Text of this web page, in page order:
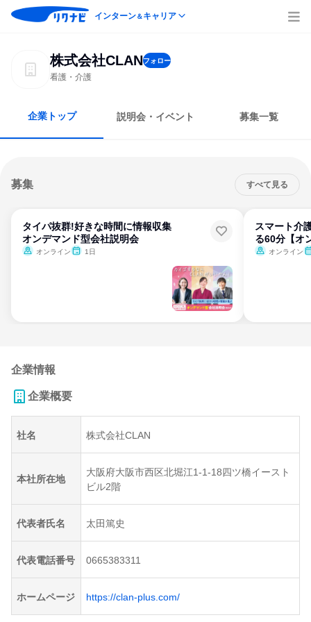
インターン＆キャリア
株式会社CLANフォロー
看護・介護
企業トップ 説明会・イベント 募集一覧
募集 すべて見る
タイパ抜群!好きな時間に情報収集
オンデマンド型会社説明会
オンライン 1日
スマート介
る60分【オ
オンライン
企業情報
企業概要
社名 株式会社CLAN
本社所在地
大阪府大阪市西区北堀江1-1-18四ツ橋イースト
ビル2階
代表者氏名 太田篤史
代表電話番号 0665383311
ホームページ https://clan-plus.com/